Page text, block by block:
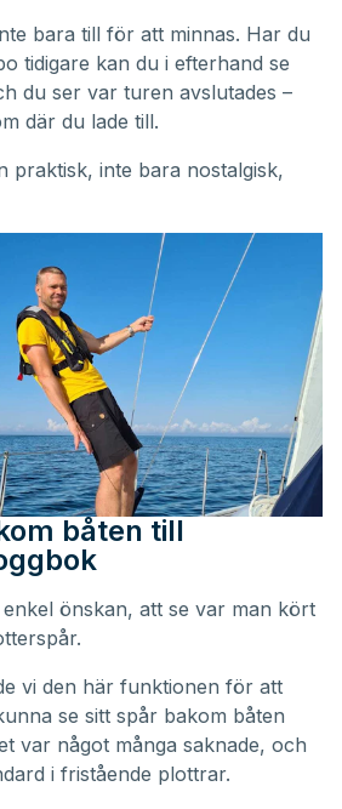
bara till för att minnas. Har du
tidigare kan du i efterhand se
du ser var turen avslutades –
där du lade till.
praktisk, inte bara nostalgisk,
båten till
önskan, att se var man kört
vi den här funktionen för att
se sitt spår bakom båten
var något många saknade, och
i fristående plottrar.